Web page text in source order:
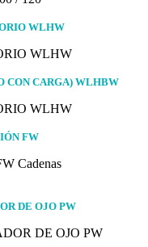
WLHW
CON CARGA) WLHBW
FW
DE OJO PW